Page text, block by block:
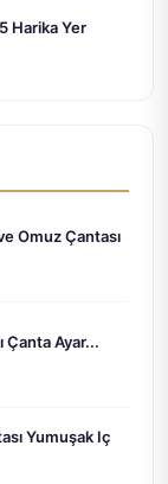
Harika Yer
Omuz Çantası
Çanta Ayar...
Yumuşak Iç